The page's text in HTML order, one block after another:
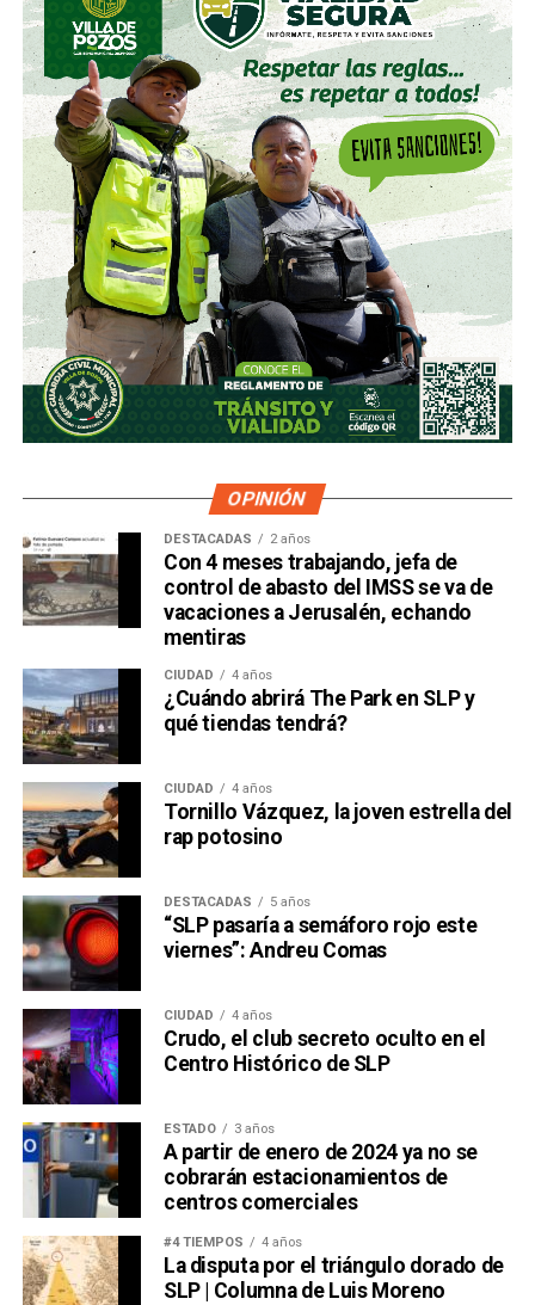
OPINIÓN
DESTACADAS 2 años
Con 4 meses trabajando, jefa de
control de abasto del IMSS se va de
vacaciones a Jerusalén, echando
mentiras
CIUDAD 4 años
¿Cuándo abrirá The Park en SLP y
qué tiendas tendrá?
CIUDAD 4 años
Tornillo Vázquez, la joven estrella del
rap potosino
DESTACADAS 5 años
“SLP pasaría a semáforo rojo este
viernes”: Andreu Comas
CIUDAD 4 años
Crudo, el club secreto oculto en el
Centro Histórico de SLP
ESTADO 3 años
A partir de enero de 2024 ya no se
cobrarán estacionamientos de
centros comerciales
#4 TIEMPOS 4 años
La disputa por el triángulo dorado de
SLP | Columna de Luis Moreno